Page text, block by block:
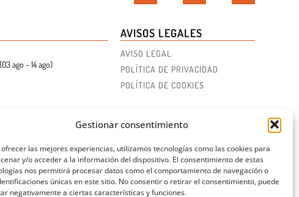
Gestionar consentimiento
ofrecer las mejores experiencias, utilizamos tecnologías como las cookies para
y/o acceder a la información del dispositivo. El consentimiento de estas
nos permitirá procesar datos como el comportamiento de navegación o
únicas en este sitio. No consentir o retirar el consentimiento, puede
negativamente a ciertas características y funciones.
03 ago - 14 ago)
AVISOS LEGALES
AVISO LEGAL
POLÍTICA DE PRIVACIDAD
POLÍTICA DE COOKIES